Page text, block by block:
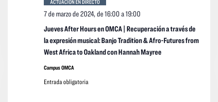
Jueves After Hours en OMCA | Recuperación a través de
la expresión musical: Banjo Tradition & Afro-Futures from
West Africa to Oakland con Hannah Mayree
7 de marzo de 2024, de 16:00 a19:00
Campus OMCA
Entrada obligatoria